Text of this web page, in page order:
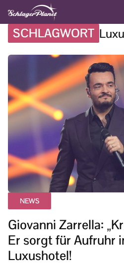
SCHLAGWORT
NEWS
Giovanni Zarrella:
Er sorgt für Aufruhr
Luxushotel!